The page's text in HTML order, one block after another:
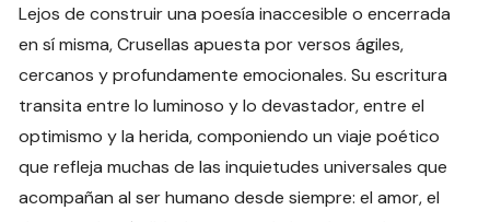
Lejos de construir una poesía inaccesible o encerrada
en sí misma, Crusellas apuesta por versos ágiles,
cercanos y profundamente emocionales. Su escritura
transita entre lo luminoso y lo devastador, entre el
optimismo y la herida, componiendo un viaje poético
que refleja muchas de las inquietudes universales que
acompañan al ser humano desde siempre: el amor, el